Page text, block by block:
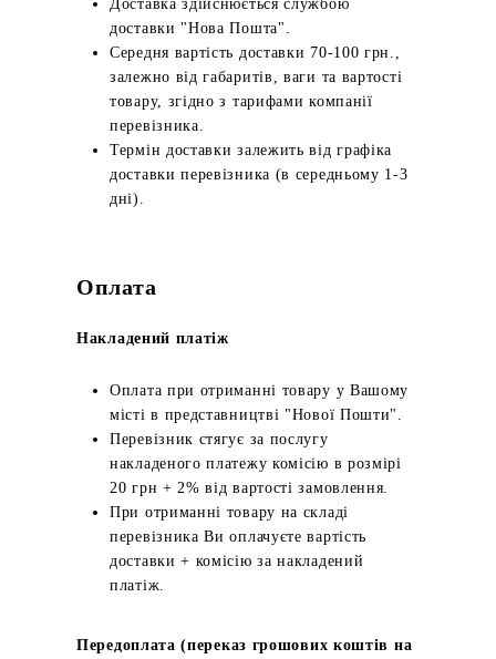
Доставка здійснюється службою
доставки "Нова Пошта".
Середня вартість доставки 70-100 грн.,
залежно від габаритів, ваги та вартості
товару, згідно з тарифами компанії
перевізника.
Термін доставки залежить від графіка
доставки перевізника (в середньому 1-3
дні).
Оплата
Накладений платіж
Оплата при отриманні товару у Вашому
місті в представництві "Нової Пошти".
Перевізник стягує за послугу
накладеного платежу комісію в розмірі
20 грн + 2% від вартості замовлення.
При отриманні товару на складі
перевізника Ви оплачуєте вартість
доставки + комісію за накладений
платіж.
Передоплата (переказ грошових коштів на